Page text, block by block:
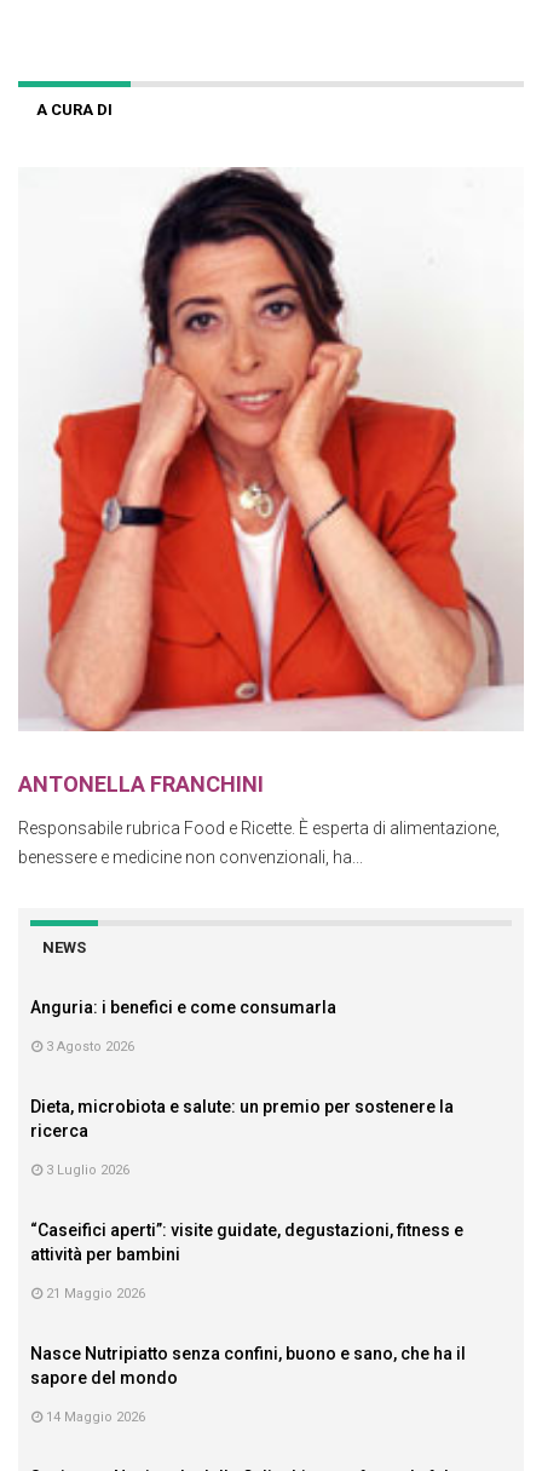
A CURA DI
ANTONELLA FRANCHINI
Responsabile rubrica Food e Ricette. È esperta di alimentazione,
benessere e medicine non convenzionali, ha...
NEWS
Anguria: i benefici e come consumarla
3 Agosto 2026
Dieta, microbiota e salute: un premio per sostenere la
ricerca
3 Luglio 2026
“Caseifici aperti”: visite guidate, degustazioni, fitness e
attività per bambini
21 Maggio 2026
Nasce Nutripiatto senza confini, buono e sano, che ha il
sapore del mondo
14 Maggio 2026